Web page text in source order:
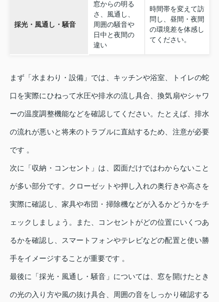
採光・風通し・騒音
窓からの明る
さ、風通し、
周囲の騒音や
日中と夜間の
違い
時間帯を変えて訪
問し、昼間・夜間
の環境差を体感し
てください。
まず「水まわり・設備」では、キッチンや浴室、トイレの蛇
口を実際にひねって水圧や排水の流し具合、換気扇やシャワ
ーの温度調整機能などを確認してください。たとえば、排水
の流れが悪いと将来のトラブルに直結するため、注意が必要
です 。
次に「収納・コンセント」は、図面だけではわからないこと
が多い部分です。クローゼットや押し入れの奥行きや高さを
実際に確認し、家具や布団・掃除機などが入るかどうかをチ
ェックしましょう。また、コンセントがどの位置にいくつあ
るかを確認し、スマートフォンやテレビなどの配置と使い勝
手をイメージすることが重要です 。
最後に「採光・風通し・騒音」については、窓を開けたとき
の光の入り方や風の抜け具合、周囲の音をしっかり確認する